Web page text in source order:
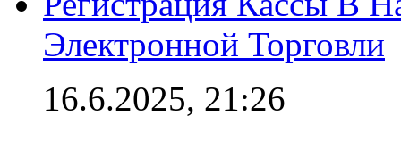
Электронной Торговли
16.6.2025, 21:26